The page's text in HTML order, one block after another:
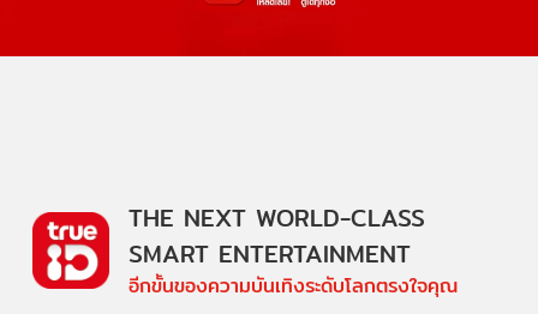
THE NEXT WORLD-CLASS
SMART ENTERTAINMENT
อีกขั้นของความบันเทิงระดับโลกตรงใจคุณ